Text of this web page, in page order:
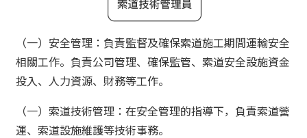
（一）安全管理：負責監督及確保索道施工期間運輸安全
相關工作。負責公司管理、確保監管、索道安全設施資金
投入、人力資源、財務等工作。
（一）索道技術管理：在安全管理的指導下，負責索道營
運、索道設施維護等技術事務。